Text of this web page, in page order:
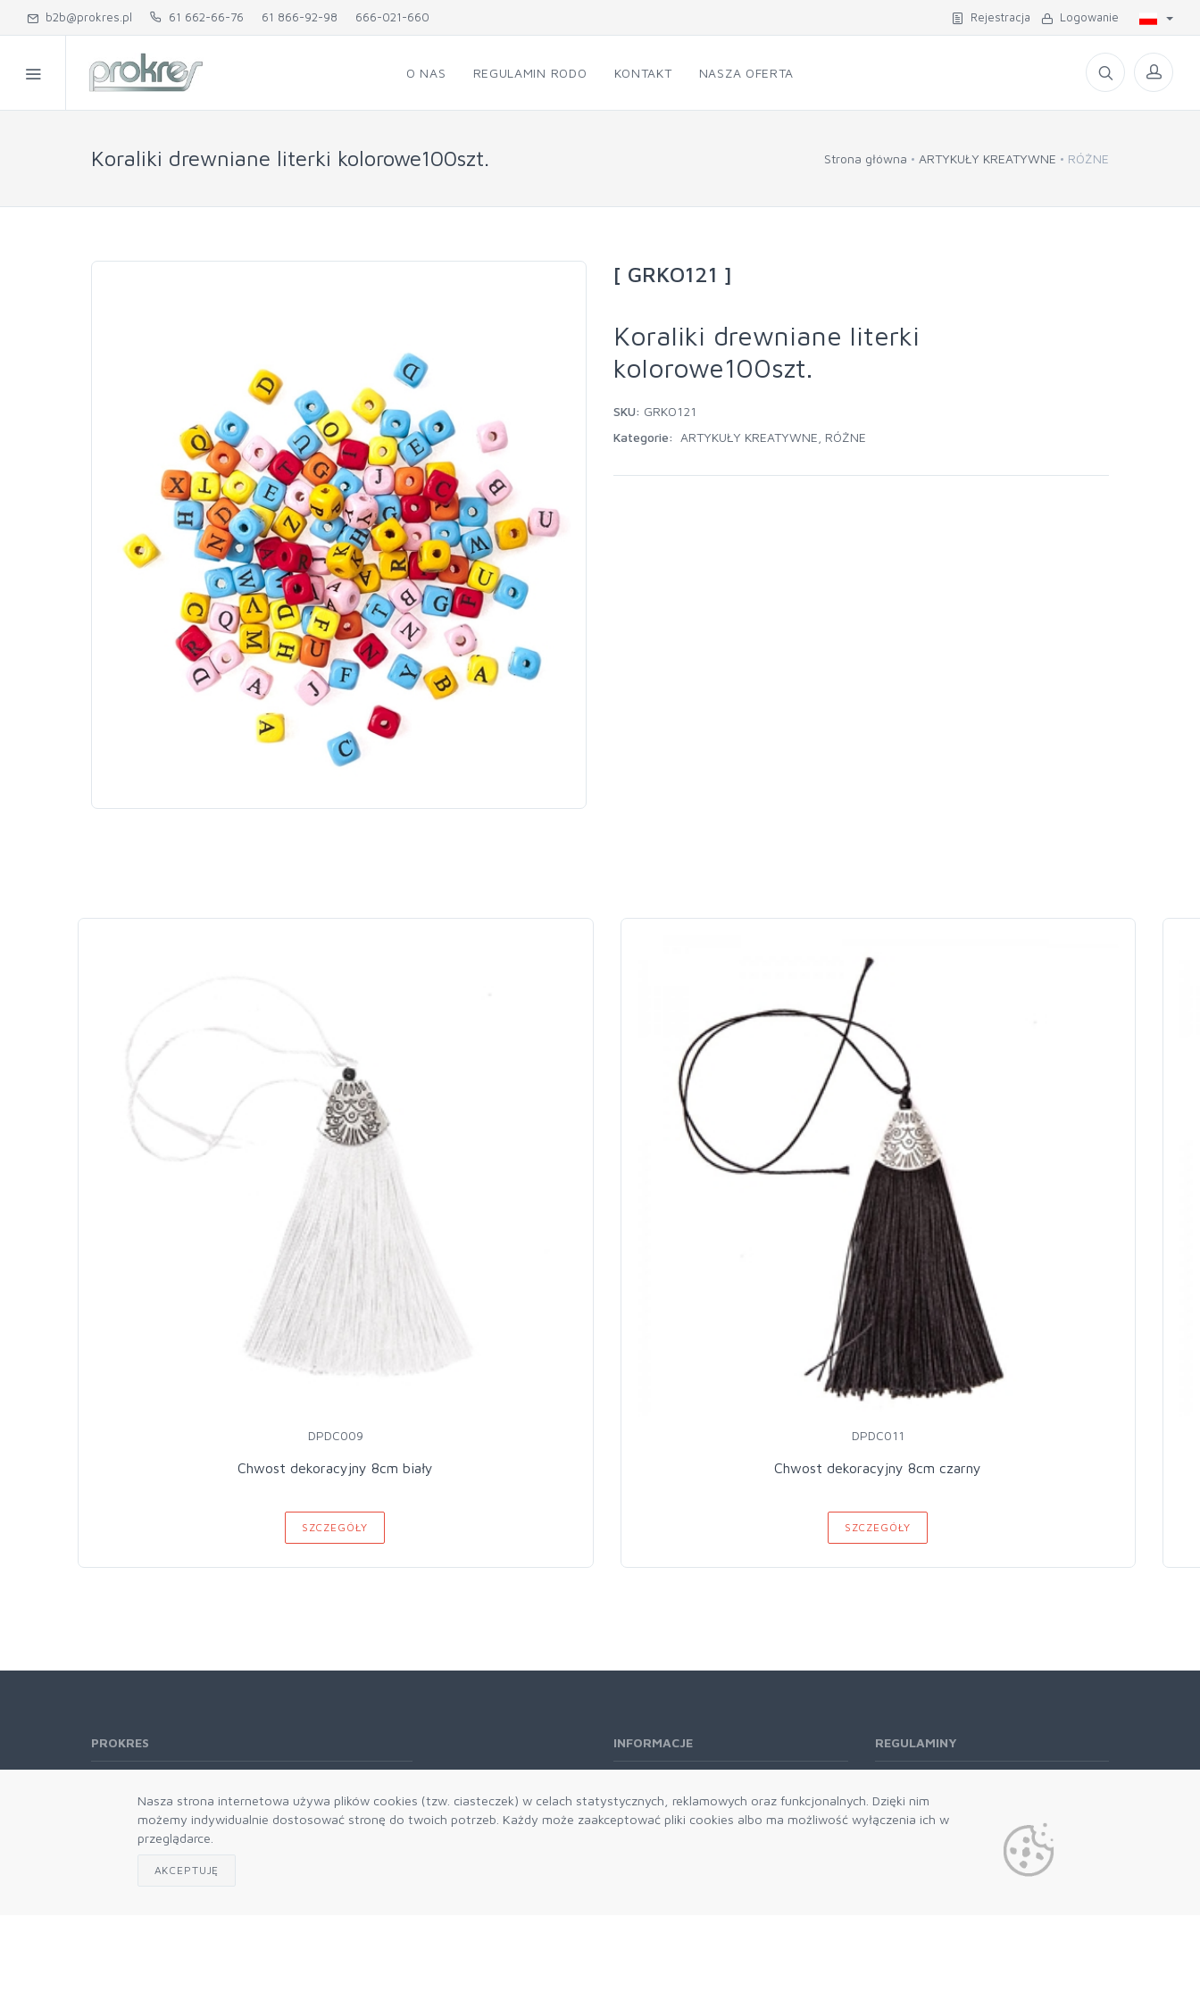
Nasza strona internetowa używa plików cookies (tzw. ciasteczek) w celach statystycznych, reklamowych oraz funkcjonalnych. Dzięki nim
możemy indywidualnie dostosować stronę do twoich potrzeb. Każdy może zaakceptować pliki cookies albo ma możliwość wyłączenia ich w
przeglądarce.
AKCEPTUJĘ
b2b@prokres.pl 61 662-66-76 61 866-92-98 666-021-660 Rejestracja Logowanie
O NAS REGULAMIN RODO KONTAKT NASZA OFERTA
Koraliki drewniane literki kolorowe100szt. Strona główna ARTYKUŁY KREATYWNE RÓŻNE
[ GRKO121 ]
Koraliki drewniane literki
kolorowe100szt.
SKU: GRKO121
Kategorie:
ARTYKUŁY KREATYWNE RÓŻNE
DPDC009
Chwost dekoracyjny 8cm biały
SZCZEGÓŁY
DPDC011
Chwost dekoracyjny 8cm czarny
SZCZEGÓŁY
PROKRES
61 866-92-98
666-021-660
Dział handlowy email: prokres@prokres.pl
INFORMACJE
Kontakt
REGULAMINY